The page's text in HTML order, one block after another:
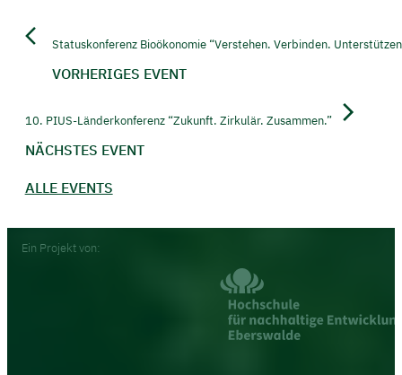
Statuskonferenz Bioökonomie “Verstehen. Verbinden.
VORHERIGES EVENT
ALLE EVENTS
10. PIUS-Länderkonferenz “Zukunft. Zirkulär. Zusammen.”
NÄCHSTES EVENT
Footer
Ein Projekt von: